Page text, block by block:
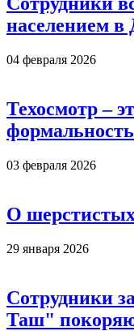
населением в
04 февраля 2026
Техосмотр –
формальность
03 февраля 2026
О
29 января 2026
Сотрудники
Таш"